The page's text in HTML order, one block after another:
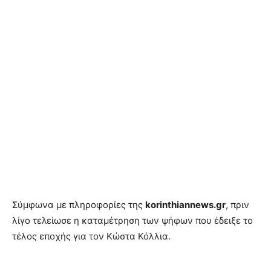
Σύμφωνα με πληροφορίες της korinthiannews.gr, πριν
λίγο τελείωσε η καταμέτρηση των ψήφων που έδειξε το
τέλος εποχής για τον Κώστα Κόλλια.